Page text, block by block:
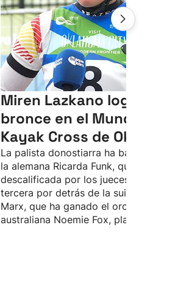
Miren Lazkano logra el
bronce en el Mundial de
Kayak Cross de
La palista donostiarra ha batallado
la alemana Ricarda Funk, que ha sido
descalificada por los jueces, y
tercera por detrás de la suiza Alena
Marx, que ha ganado el oro, y de la
australiana Noemie Fox, plata.